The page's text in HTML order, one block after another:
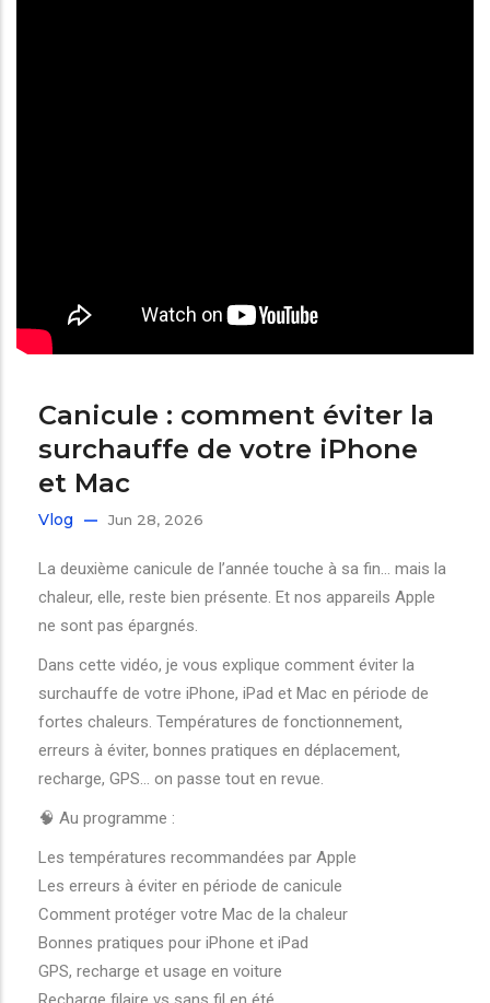
Canicule : comment éviter la
surchauffe de votre iPhone
et Mac
Vlog Jun 28, 2026
La deuxième canicule de l’année touche à sa fin… mais la
chaleur, elle, reste bien présente. Et nos appareils Apple
ne sont pas épargnés.
Dans cette vidéo, je vous explique comment éviter la
surchauffe de votre iPhone, iPad et Mac en période de
fortes chaleurs. Températures de fonctionnement,
erreurs à éviter, bonnes pratiques en déplacement,
recharge, GPS… on passe tout en revue.
🧠 Au programme :
Les températures recommandées par Apple
Les erreurs à éviter en période de canicule
Comment protéger votre Mac de la chaleur
Bonnes pratiques pour iPhone et iPad
GPS, recharge et usage en voiture